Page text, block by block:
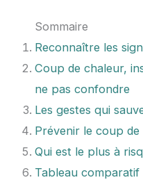
Sommaire
Reconnaître les
Coup de chaleur,
ne pas confondre
Les gestes qui
Prévenir le coup
Qui est le plus à
Tableau comparatif